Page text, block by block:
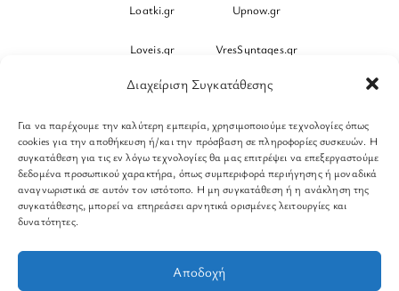
Διαχείριση Συγκατάθεσης
Για να παρέχουμε την καλύτερη εμπειρία, χρησιμοποιούμε τεχνολογίες όπως
cookies για την αποθήκευση ή/και την πρόσβαση σε πληροφορίες συσκευών. Η
συγκατάθεση για τις εν λόγω τεχνολογίες θα μας επιτρέψει να επεξεργαστούμε
δεδομένα προσωπικού χαρακτήρα, όπως συμπεριφορά περιήγησης ή μοναδικά
αναγνωριστικά σε αυτόν τον ιστότοπο. Η μη συγκατάθεση ή η ανάκληση της
συγκατάθεσης, μπορεί να επηρεάσει αρνητικά ορισμένες λειτουργίες και
δυνατότητες.
Αποδοχή
Loatki.gr Upnow.gr
Loveis.gr VresSyntages.gr
ModernaGynaika.gr Xristianika.gr
OikonomiaPlus.gr ZoumeKalytera.gr
Oikotropia.gr ZoumeSpiti.gr
Perepet.gr
© 2026Orama Group(Orama Group Μ.Ι.Κ.Ε.) | Α.Φ.Μ.
801086294 – Δ.Ο.Υ. ΚΕΦΟΔΕ Αττικής | Γ.Ε.ΜΗ